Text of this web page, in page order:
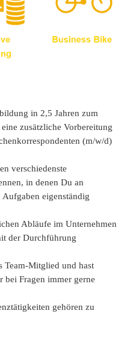
in 2,5 Jahren zum
zusätzliche Vorbereitung
(m/w/d)
verschiedenste
in denen Du an
eigenständig
Abläufe im Unternehmen
der Durchführung
Team-Mitglied und hast
Fragen immer gerne
gehören zu